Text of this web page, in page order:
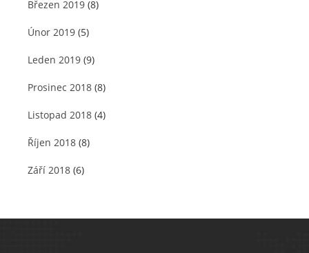
Březen 2019 (8)
Únor 2019 (5)
Leden 2019 (9)
Prosinec 2018 (8)
Listopad 2018 (4)
Říjen 2018 (8)
Září 2018 (6)